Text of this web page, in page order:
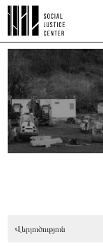
Վերլուծություն